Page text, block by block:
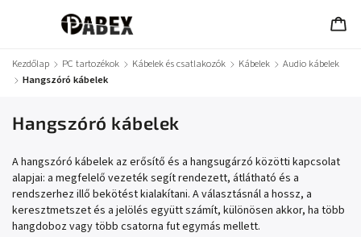
Kezdőlap / PC tartozékok / Kábelek és csatlakozók / Kábelek / Audio kábelek
/ Hangszóró kábelek
Hangszóró kábelek
A hangszóró kábelek az erősítő és a hangsugárzó közötti kapcsolat
alapjai: a megfelelő vezeték segít rendezett, átlátható és a
rendszerhez illő bekötést kialakítani. A választásnál a hossz, a
keresztmetszet és a jelölés együtt számít, különösen akkor, ha több
hangdoboz vagy több csatorna fut egymás mellett.